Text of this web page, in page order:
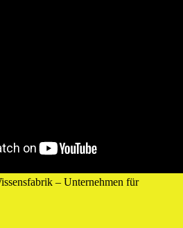
– Unternehmen für